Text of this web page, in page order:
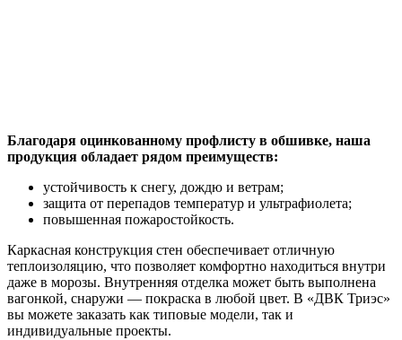
Благодаря оцинкованному профлисту в обшивке, наша
продукция обладает рядом преимуществ:
устойчивость к снегу, дождю и ветрам;
защита от перепадов температур и ультрафиолета;
повышенная пожаростойкость.
Каркасная конструкция стен обеспечивает отличную
теплоизоляцию, что позволяет комфортно находиться внутри
даже в морозы. Внутренняя отделка может быть выполнена
вагонкой, снаружи — покраска в любой цвет. В «ДВК Триэс»
вы можете заказать как типовые модели, так и
индивидуальные проекты.